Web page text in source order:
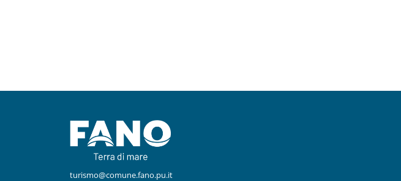
Instagram
turismo@comune.fano.pu.it